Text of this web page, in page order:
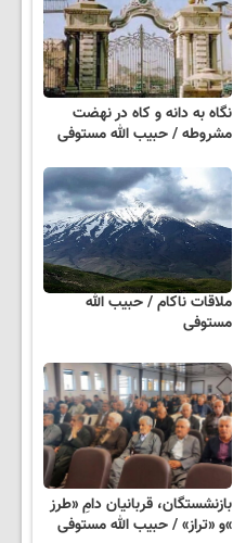
نگاه به دانه و کاه در نهضت
مشروطه / حبیب الله مستوفی
ملاقات ناکام / حبیب الله
مستوفی
بازنشستگان، قربانیان دامِ «طرز
»و «تراز» / حبیب الله مستوفی